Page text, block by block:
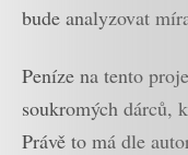
bude analyzovat
Peníze na tento
soukromých dárců,
Právě to má dle